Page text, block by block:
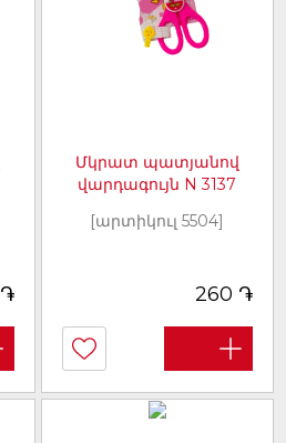
֏
Մկրատ պատյանով
վարդագույն N 3137
[արտիկուլ 5504]
260 ֏